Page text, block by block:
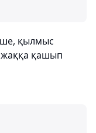
қылмыс
жаққа қашып